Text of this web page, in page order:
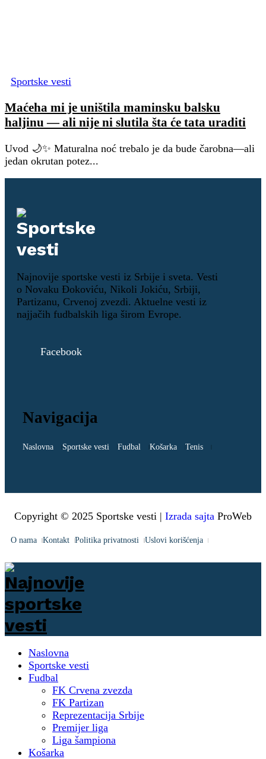
Sportske vesti
Maćeha mi je uništila maminsku balsku
haljinu — ali nije ni slutila šta će tata uraditi
Uvod 🌙✨ Maturalna noć trebalo je da bude čarobna—ali
jedan okrutan potez...
Najnovije sportske vesti iz Srbije i sveta. Vesti
o Novaku Đokoviću, Nikoli Jokiću, Srbiji,
Partizanu, Crvenoj zvezdi. Aktuelne vesti iz
najjačih fudbalskih liga širom Evrope.
Facebook
Navigacija
Naslovna Sportske vesti Fudbal Košarka Tenis
Copyright © 2025 Sportske vesti | Izrada sajta ProWeb
O nama Kontakt Politika privatnosti Uslovi korišćenja
Naslovna
Sportske vesti
Fudbal
FK Crvena zvezda
FK Partizan
Reprezentacija Srbije
Premijer liga
Liga šampiona
Košarka